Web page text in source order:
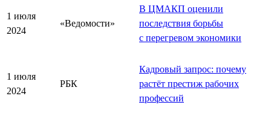
1 июля
2024
«Ведомости»
В ЦМАКП оценили
последствия борьбы
с перегревом экономики
1 июля
2024
РБК
Кадровый запрос: почему
растёт престиж рабочих
профессий